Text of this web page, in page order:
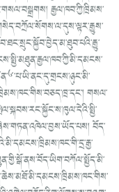
གསལ་བསྒྲགས། རྒྱལ་ཁབ་ཀྱི་ཁྲིམས་
སོགས་ལ་དུས་ལྟར་རྒྱུས་
བ་ཐང་སྲུང་སྐྱོབ་བྱེད་མ་ཐུབ་པའི་རྒྱུ་
ལ་ཁབ་ཀྱི་མི་དམངས་
ནང་དུ་གྲངས་ཉུང་མི་
གིས་བཅད་ཁྲ་དང་། གསལ་
སྤྱི་
ད་པས། བོད་
གི་དྲ་རྒྱ་
ཡིག་བཀོལ་སྤྱོད་མི་
མི་དམངས་ཁྲིམས་ཁང་གིས་